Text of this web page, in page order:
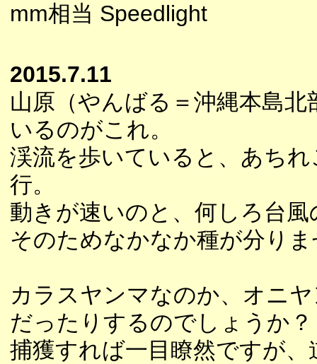
mm相当 Speedlight
2015.7.11
山原（やんばる＝沖縄本島
いるのがこれ。
渓流を歩いていると、あち
行。
動きが速いのと、何しろ台
そのためなかなか種が分り
カラスヤンマなのか、オニ
だったりするのでしょうか？
捕獲すれば一目瞭然ですが